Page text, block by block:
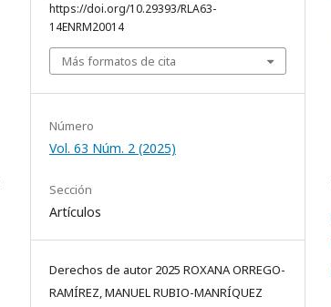
https://doi.org/10.29393/RLA63-
14ENRM20014
Más formatos de cita
Número
Vol. 63 Núm. 2 (2025)
Sección
Artículos
Derechos de autor 2025 ROXANA ORREGO-
RAMÍREZ, MANUEL RUBIO-MANRÍQUEZ